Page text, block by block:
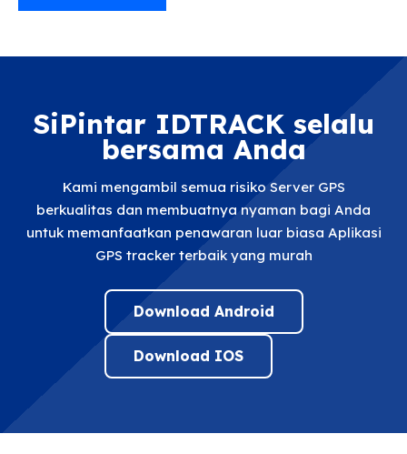
SiPintar IDTRACK selalu
bersama Anda
Kami mengambil semua risiko Server GPS
berkualitas dan membuatnya nyaman bagi Anda
untuk memanfaatkan penawaran luar biasa Aplikasi
GPS tracker terbaik yang murah
Download Android
Download IOS